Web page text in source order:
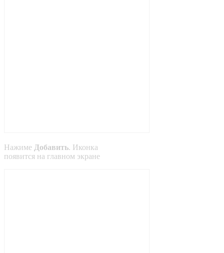
Нажиме Добавить. Иконка
появится на главном экране